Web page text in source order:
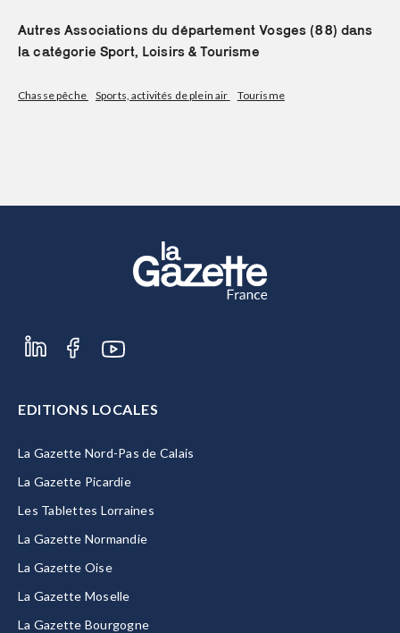
Autres Associations du département Vosges (88) dans
la catégorie Sport, Loisirs & Tourisme
Chasse pêche Sports, activités de plein air Tourisme
EDITIONS LOCALES
La Gazette Nord-Pas de Calais
La Gazette Picardie
Les Tablettes Lorraines
La Gazette Normandie
La Gazette Oise
La Gazette Moselle
La Gazette Bourgogne